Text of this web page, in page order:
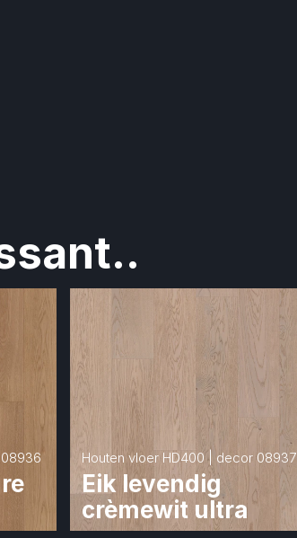
Houten vloer HD400 | decor 08937
Eik levendig
crèmewit ultra